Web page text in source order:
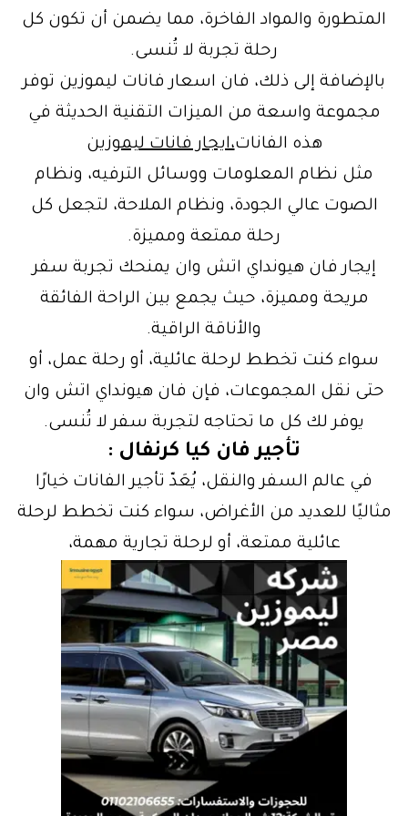
المتطورة والمواد الفاخرة، مما يضمن أن تكون كل
رحلة تجربة لا تُنسى.
بالإضافة إلى ذلك، فان اسعار فانات ليموزين توفر
مجموعة واسعة من الميزات التقنية الحديثة في
هذه الفانات،ايجار فانات ليموزين
مثل نظام المعلومات ووسائل الترفيه، ونظام
الصوت عالي الجودة، ونظام الملاحة، لتجعل كل
رحلة ممتعة ومميزة.
إيجار فان هيونداي اتش وان يمنحك تجربة سفر
مريحة ومميزة، حيث يجمع بين الراحة الفائقة
والأناقة الراقية.
سواء كنت تخطط لرحلة عائلية، أو رحلة عمل، أو
حتى نقل المجموعات، فإن فان هيونداي اتش وان
يوفر لك كل ما تحتاجه لتجربة سفر لا تُنسى.
تأجير فان كيا كرنفال :
في عالم السفر والنقل، يُعَدّ تأجير الفانات خيارًا
مثاليًا للعديد من الأغراض، سواء كنت تخطط لرحلة
عائلية ممتعة، أو لرحلة تجارية مهمة،